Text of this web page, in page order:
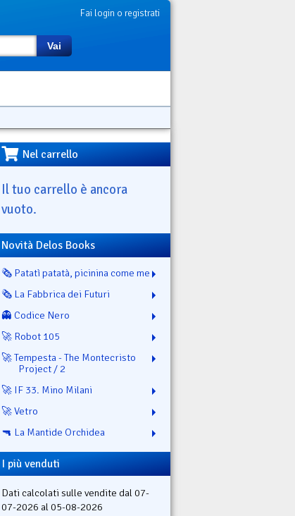
Fai login o registrati
Vai
Nel carrello
Il tuo carrello è ancora
vuoto.
Novità Delos Books
🗞️ Patatì patatà, picinina come me
🗞️ La Fabbrica dei Futuri
👻 Codice Nero
🚀 Robot 105
🚀 Tempesta - The Montecristo
Project / 2
🚀 IF 33. Mino Milani
🚀 Vetro
🔫 La Mantide Orchidea
I più venduti
Dati calcolati sulle vendite dal 07-
07-2026 al 05-08-2026